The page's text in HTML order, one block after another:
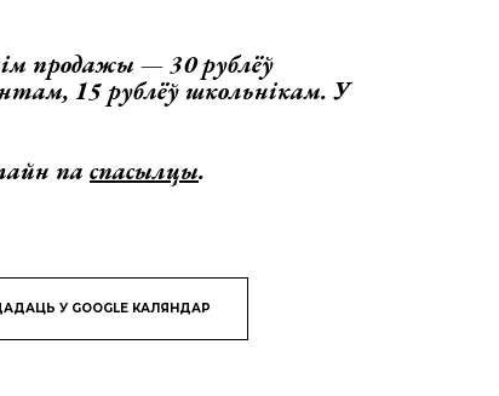
продажы — 30 рублёў
15 рублёў школьнікам. У
па спасылцы.
У GOOGLE КАЛЯНДАР